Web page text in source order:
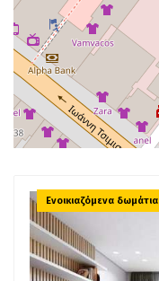
Ενοικιαζόμενα δωμάτια